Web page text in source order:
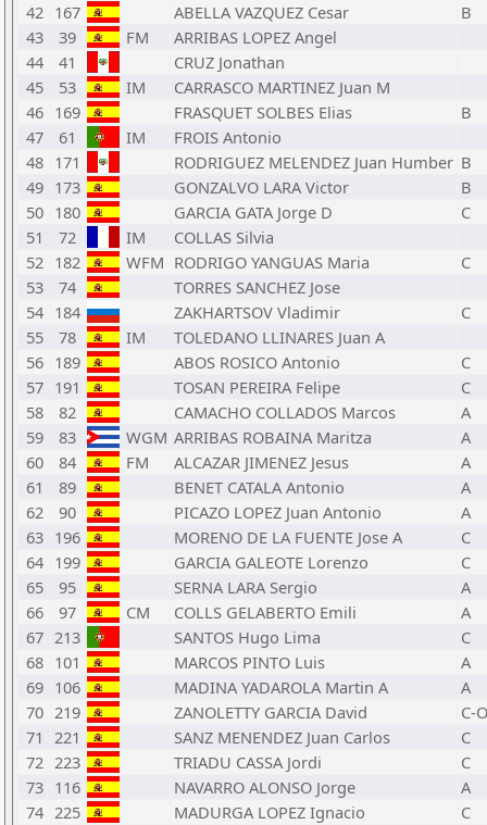
42 167 ABELLA VAZQUEZ Cesar
B
43
39 FM
ARRIBAS LOPEZ Angel
44
41
CRUZ Jonathan
45
53 IM
CARRASCO MARTINEZ Juan M
46 169 FRASQUET SOLBES Elias
B
47
61 IM
FROIS Antonio
48 171 RODRIGUEZ MELENDEZ Juan Humber B
49 173 GONZALVO LARA Victor
B
50 180 GARCIA GATA Jorge D
C
51
72 IM
COLLAS Silvia
52 182 WFM RODRIGO YANGUAS Maria
C
53
74
TORRES SANCHEZ Jose
54 184 ZAKHARTSOV Vladimir
C
55
78 IM
TOLEDANO LLINARES Juan A
56 189 ABOS ROSICO Antonio
C
57 191 TOSAN PEREIRA Felipe
C
58
82 CAMACHO COLLADOS Marcos
A
59
83 WGM ARRIBAS ROBAINA Maritza
A
60
84 FM ALCAZAR JIMENEZ Jesus
A
61
89 BENET CATALA Antonio
A
62
90 PICAZO LOPEZ Juan Antonio
A
63 196 MORENO DE LA FUENTE Jose A
C
64 199 GARCIA GALEOTE Lorenzo
C
65
95 SERNA LARA Sergio
A
66
97 CM COLLS GELABERTO Emili
A
67 213 SANTOS Hugo Lima
C
68 101 MARCOS PINTO Luis
A
69 106 MADINA YADAROLA Martin A
A
70 219 ZANOLETTY GARCIA David
C-
71 221 SANZ MENENDEZ Juan Carlos
C
72 223 TRIADU CASSA Jordi
C
73 116 NAVARRO ALONSO Jorge
A
74 225 MADURGA LOPEZ Ignacio
C